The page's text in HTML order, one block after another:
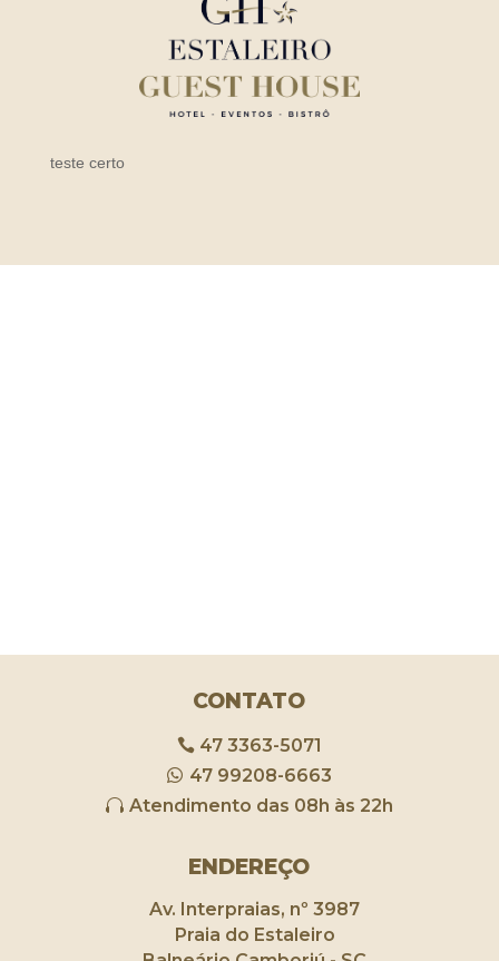
teste certo
CONTATO
47 3363-5071
47 99208-6663
Atendimento das 08h às 22h
ENDEREÇO
Av. Interpraias, nº 3987
Praia do Estaleiro